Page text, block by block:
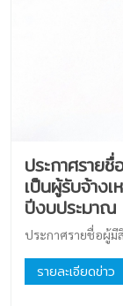
ประกาศราย
เป็นผู้รับจ้าง
ปีงบประมา
ประกาศรายชื่อผู้มี
รายละเอียดข่าว